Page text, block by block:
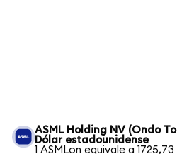
ASML Holding NV (Ondo
Dólar estadounidense
1 ASMLon equivale a 1725,73